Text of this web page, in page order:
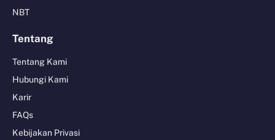
NBT
Tentang
Tentang Kami
Hubungi Kami
Karir
FAQs
Kebijakan Privasi